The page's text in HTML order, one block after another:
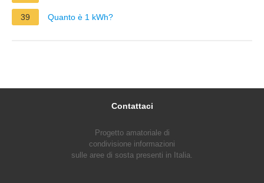
39 Quanto è 1 kWh?
Contattaci
Progetto amatoriale di
condivisione informazioni
sulle aree di sosta presenti in Italia.